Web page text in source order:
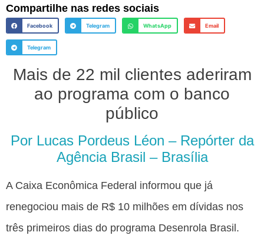
Compartilhe nas redes sociais
Facebook Telegram WhatsApp Email
Telegram
Mais de 22 mil clientes aderiram
ao programa com o banco
público
Por Lucas Pordeus Léon – Repórter da
Agência Brasil – Brasília
A Caixa Econômica Federal informou que já
renegociou mais de R$ 10 milhões em dívidas nos
três primeiros dias do programa Desenrola Brasil.